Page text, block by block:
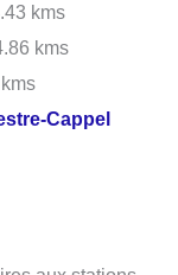
kms
kms
Cappel